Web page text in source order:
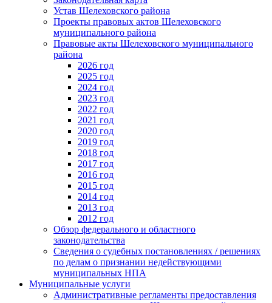
Устав Шелеховского района
Проекты правовых актов Шелеховского
муниципального района
Правовые акты Шелеховского муниципального
района
2026 год
2025 год
2024 год
2023 год
2022 год
2021 год
2020 год
2019 год
2018 год
2017 год
2016 год
2015 год
2014 год
2013 год
2012 год
Обзор федерального и областного
законодательства
Сведения о судебных постановлениях / решениях
по делам о признании недействующими
муниципальных НПА
Муниципальные услуги
Административные регламенты предоставления